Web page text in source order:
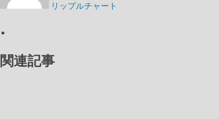
リップルチャート
関連記事